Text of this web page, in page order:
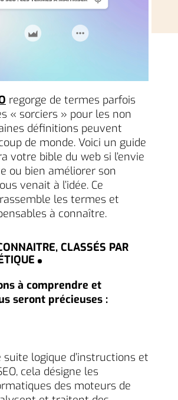
regorge de termes parfois
« sorciers » pour les non
définitions peuvent
de monde. Voici un guide
votre bible du web si l’envie
ou bien améliorer son
venait à l’idée. Ce
les termes et
à connaître.
CLASSÉS PAR
à comprendre et
seront précieuses :
suite logique d’instructions et
cela désigne les
des moteurs de